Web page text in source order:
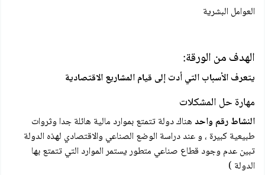
العوامل البشرية
الهدف من الورقة:
يتعرف الأسباب التي أدت إلى قيام المشاريع الاقتصادية
مهارة حل المشكلات
النشاط رقم واحد هناك دولة تتمتع بموارد مالية هائلة جدا وثروات
طبيعية كبيرة ، و عند دراسة الوضع الصناعي والاقتصادي لهذه الدولة
تبين عدم وجود قطاع صناعي متطور يستمر الموارد التي تتمتع بها
الدولة )